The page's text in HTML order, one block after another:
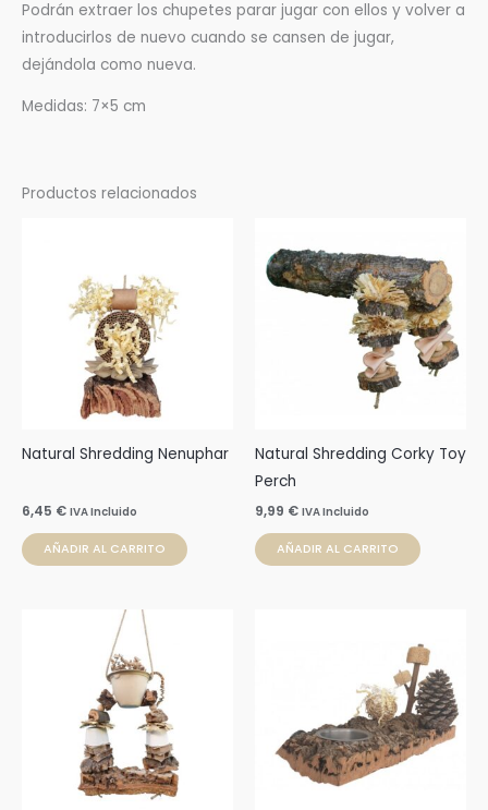
Podrán extraer los chupetes parar jugar con ellos y volver a
introducirlos de nuevo cuando se cansen de jugar,
dejándola como nueva.
Medidas: 7×5 cm
Productos relacionados
Natural Shredding Nenuphar
6,45 € IVA Incluido
AÑADIR AL CARRITO
Natural Shredding Corky Toy
Perch
9,99 € IVA Incluido
AÑADIR AL CARRITO
precios:
desde
12,95 €
hasta
15,25 €